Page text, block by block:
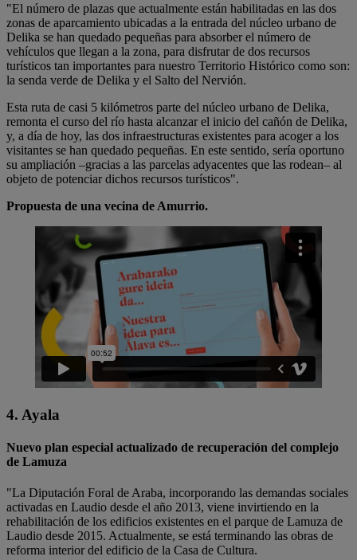
"El número de plazas que actualmente están habilitadas en las dos
zonas de aparcamiento ubicadas a la entrada del núcleo urbano de
Delika se han quedado pequeñas para absorber el número de
vehículos que llegan a la zona, para disfrutar de dos recursos
turísticos tan importantes para nuestro Territorio Histórico como son:
la senda verde de Delika y el Salto del Nervión.
Esta ruta de casi 5 kilómetros parte del núcleo urbano de Delika,
remonta el curso del río hasta alcanzar el inicio del cañón de Delika,
y, a día de hoy, las dos infraestructuras existentes para acoger a los
visitantes se han quedado pequeñas. En este sentido, sería oportuno
su ampliación –gracias a las parcelas adyacentes que las rodean– al
objeto de potenciar dichos recursos turísticos".
Propuesta de una vecina de Amurrio.
4. Ayala
Nuevo plan especial actualizado de recuperación del complejo
de Lamuza
"La Diputación Foral de Araba, incorporando las demandas sociales
activadas en Laudio desde el año 2013, viene invirtiendo en la
rehabilitación de los edificios existentes en el parque de Lamuza de
Laudio desde 2015. Actualmente, se está terminando las obras de
reforma interior del edificio de la Casa de Cultura.